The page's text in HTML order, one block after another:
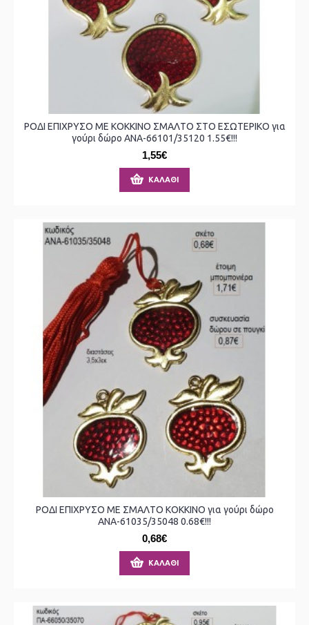
ΡΟΔΙ ΕΠΙΧΡΥΣΟ ΜΕ ΚΟΚΚΙΝΟ ΣΜΑΛΤΟ ΣΤΟ ΕΣΩΤΕΡΙΚΟ για
γούρι δώρο ΑΝΑ-66101/35120 1.55€!!!
1,55€
ΚΑΛΆΘΙ
ΡΟΔΙ ΕΠΙΧΡΥΣΟ ΜΕ ΣΜΑΛΤΟ ΚΟΚΚΙΝΟ για γούρι δώρο
ΑΝΑ-61035/35048 0.68€!!!
0,68€
ΚΑΛΆΘΙ